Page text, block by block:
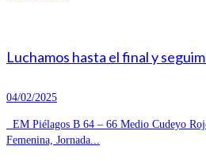
Luchamos hasta el final y
04/02/2025
EM Piélagos B 64 – 66 Medio Cudeyo
Femenina, Jornada...